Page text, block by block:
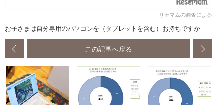
リセマムの調査による
お子さまは自分専用のパソコンを（タブレットを含む）お持ちですか
この記事へ戻る